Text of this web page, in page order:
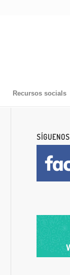
Recursos socials
SÍGUENOS